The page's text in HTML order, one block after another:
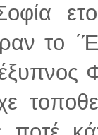
το